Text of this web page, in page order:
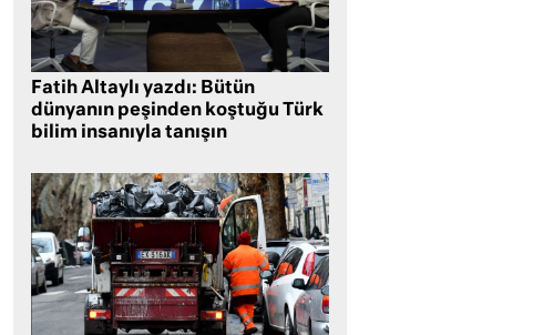
Fatih Altaylı yazdı: Bütün
dünyanın peşinden koştuğu Türk
bilim insanıyla tanışın